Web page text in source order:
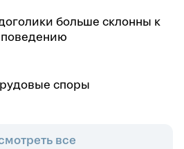
больше склонны к
поведению
споры
все